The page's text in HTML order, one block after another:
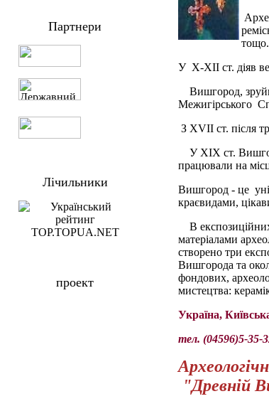
Партнери
Лічильники
проект
тощо.
У Х-ХII ст. діяв
Вишгород,
Межигірського
З ХVII ст. після
У ХIХ ст.
працювали на
Вишгород - це
краєвидами,
В
матеріалами
створено три
Вишгорода та
фондових,
мистецтва:
Україна,
тел. (04596)5-35-
"Древній